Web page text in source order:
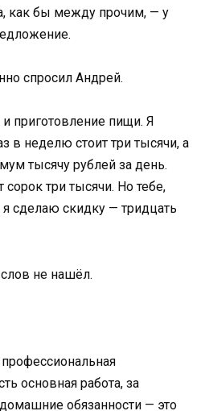
как бы между прочим, — у
спросил Андрей.
приготовление пищи. Я
в неделю стоит три тысячи, а
тысячу рублей за день.
три тысячи. Но тебе,
сделаю скидку — тридцать
не нашёл.
основная работа, за
обязанности — это